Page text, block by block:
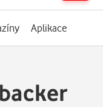
Aplikace